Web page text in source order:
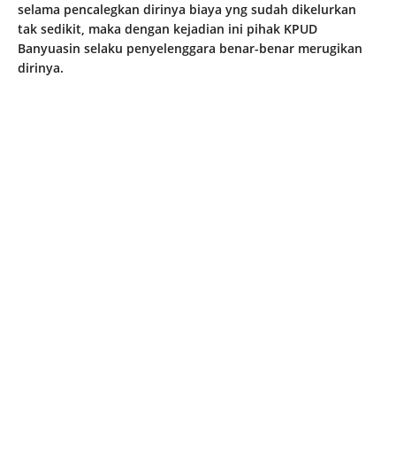
selama pencalegkan dirinya biaya yng sudah dikelurkan
tak sedikit, maka dengan kejadian ini pihak KPUD
Banyuasin selaku penyelenggara benar-benar merugikan
dirinya.